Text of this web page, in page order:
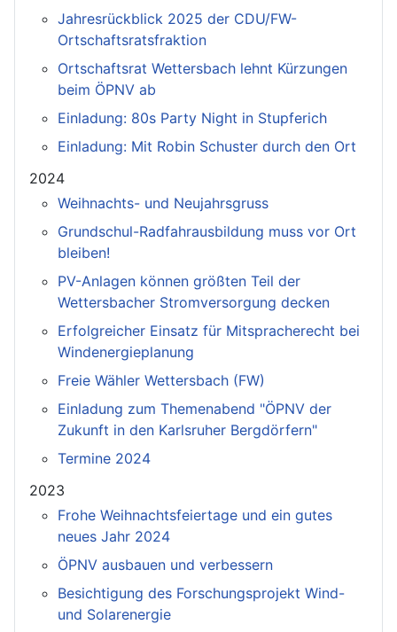
Jahresrückblick 2025 der CDU/FW-
Ortschaftsratsfraktion
Ortschaftsrat Wettersbach lehnt Kürzungen
beim ÖPNV ab
Einladung: 80s Party Night in Stupferich
Einladung: Mit Robin Schuster durch den Ort
2024
Weihnachts- und Neujahrsgruss
Grundschul-Radfahrausbildung muss vor Ort
bleiben!
PV-Anlagen können größten Teil der
Wettersbacher Stromversorgung decken
Erfolgreicher Einsatz für Mitspracherecht bei
Windenergieplanung
Freie Wähler Wettersbach (FW)
Einladung zum Themenabend "ÖPNV der
Zukunft in den Karlsruher Bergdörfern"
Termine 2024
2023
Frohe Weihnachtsfeiertage und ein gutes
neues Jahr 2024
ÖPNV ausbauen und verbessern
Besichtigung des Forschungsprojekt Wind-
und Solarenergie